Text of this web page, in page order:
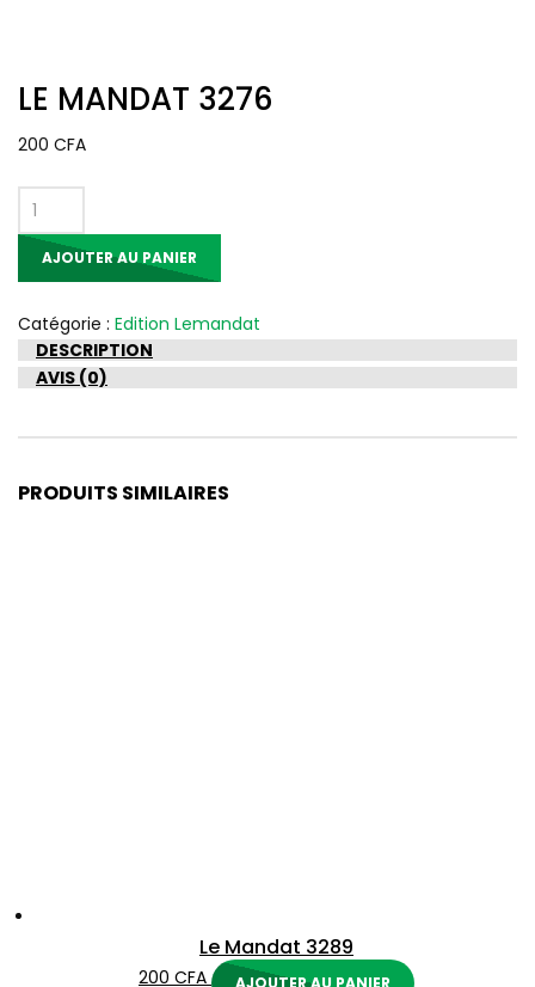
LE MANDAT 3276
200 CFA
quantité
de
3276
AJOUTER AU PANIER
Catégorie : Edition Lemandat
DESCRIPTION
AVIS (0)
PRODUITS SIMILAIRES
Le Mandat 3289
200 CFA AJOUTER AU PANIER